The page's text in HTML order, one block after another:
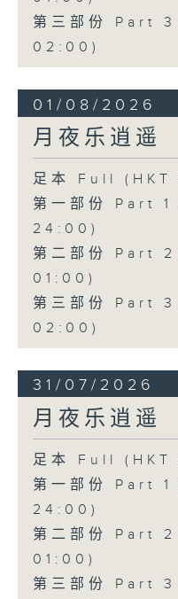
第三部份 Part
02:00)
01/08/2026
月夜乐逍遥
足本 Full
第一部份 Part
24:00)
第二部份 Part
01:00)
第三部份 Part
02:00)
31/07/2026
月夜乐逍遥
足本 Full
第一部份 Part
24:00)
第二部份 Part
01:00)
第三部份 Part